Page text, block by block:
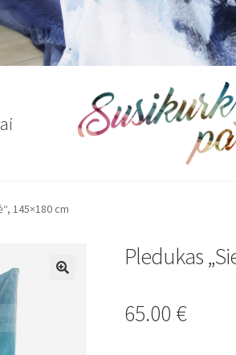
145×180 cm
Pledukas
65.00 €